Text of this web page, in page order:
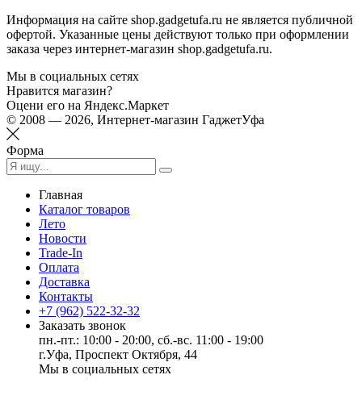
Информация на сайте shop.gadgetufa.ru не является публичной
офертой. Указанные цены действуют только при оформлении
заказа через интернет-магазин shop.gadgetufa.ru.
Мы в социальных сетях
Нравится магазин?
Оцени его на Яндекс.Маркет
© 2008 — 2026, Интернет-магазин ГаджетУфа
Форма
Главная
Каталог товаров
Лето
Новости
Trade-In
Оплата
Доставка
Контакты
+7 (962) 522-32-32
Заказать звонок
пн.-пт.: 10:00 - 20:00, сб.-вс. 11:00 - 19:00
г.Уфа, Проспект Октября, 44
Мы в социальных сетях